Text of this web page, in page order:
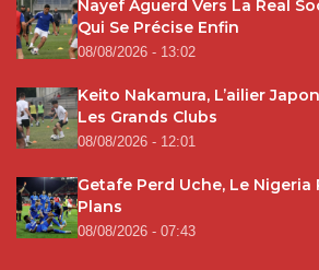
Nayef Aguerd Vers La Real
Qui Se Précise Enfin
08/08/2026 - 13:02
Keito Nakamura, L’ailier
Les Grands Clubs
08/08/2026 - 12:01
Getafe Perd Uche, Le Nigeria
Plans
08/08/2026 - 07:43